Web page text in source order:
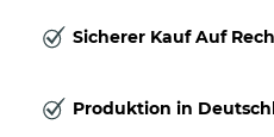
Sicherer Kauf Auf
Produktion in